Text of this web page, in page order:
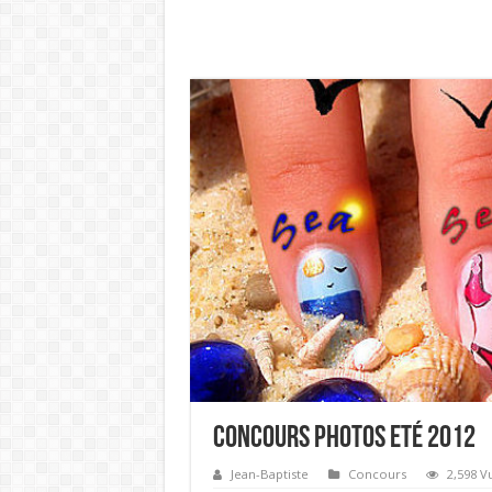
Concours Photos Eté 2012
Jean-Baptiste Concours 2,598